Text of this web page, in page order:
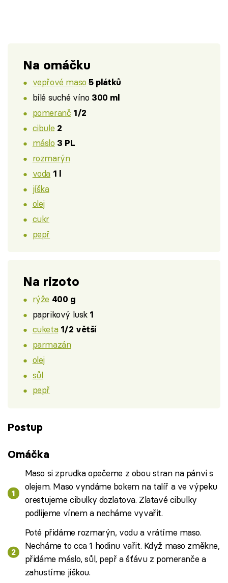
Na omáčku
vepřové maso 5 plátků
bílé suché víno 300 ml
pomeranč 1/2
cibule 2
máslo 3 PL
rozmarýn
voda 1 l
jíška
olej
cukr
pepř
Na rizoto
rýže 400 g
paprikový lusk 1
cuketa 1/2 větší
parmazán
olej
sůl
pepř
Postup
Omáčka
Maso si zprudka opečeme z obou stran na pánvi s
olejem. Maso vyndáme bokem na talíř a ve výpeku
orestujeme cibulky dozlatova. Zlatavé cibulky
podlijeme vínem a necháme vyvařit.
Poté přidáme rozmarýn, vodu a vrátíme maso.
Necháme to cca 1 hodinu vařit. Když maso změkne,
přidáme máslo, sůl, pepř a šťávu z pomeranče a
zahustíme jíškou.